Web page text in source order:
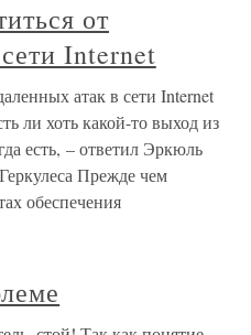
от
Internet
атак в сети Internet
ли хоть какой-то выход из
есть, – ответил Эркюль
Прежде чем
обеспечения